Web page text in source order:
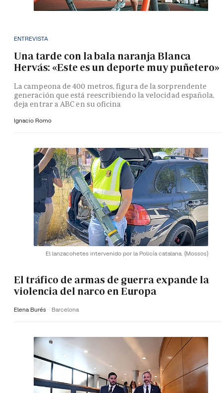
ENTREVISTA
Una tarde con la bala naranja Blanca
Hervás: «Este es un deporte muy puñetero»
La campeona de 400 metros, figura de la sorprendente
generación que está reescribiendo la velocidad española,
deja entrar a ABC en su oficina
Ignacio Romo
El lanzacohetes intervenido por la Policía catalana. (Mossos)
El tráfico de armas de guerra expande la
violencia del narco en Europa
Elena Burés Barcelona